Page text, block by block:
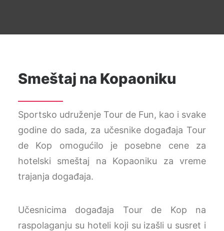
Smeštaj na Kopaoniku
Sportsko udruženje Tour de Fun, kao i svake
godine do sada, za učesnike događaja Tour
de Kop omogućilo je posebne cene za
hotelski smeštaj na Kopaoniku za vreme
trajanja događaja.
Učesnicima događaja Tour de Kop na
raspolaganju su hoteli koji su izašli u susret i